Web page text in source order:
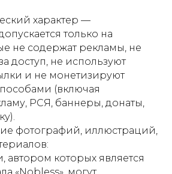
характер —
только на
не содержат рекламы, не
доступ, не используют
и не монетизируют
(включая
РСЯ, баннеры, донаты,
фотографий, иллюстраций,
автором которых является